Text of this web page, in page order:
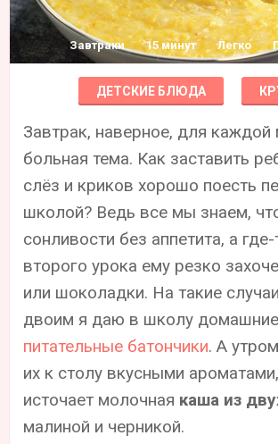
Завтраки 15 минут Легко
ДЕТСКИЕ БЛЮДА
Завтрак, наверное, для каждой
больная тема. Как заставить
слёз и криков хорошо поесть
школой? Ведь все мы знаем,
сонливости без аппетита, а
второго урока ему резко
или шоколадки. На такие
двоим я даю в школу домашние
питательные батончики. А
их к столу вкусными
источает молочная каша из
малиной и черникой.